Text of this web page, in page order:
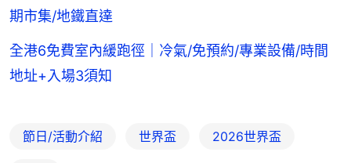
期市集/地鐵直達
全港6免費室內緩跑徑｜冷氣/免預約/專業設備/時間
地址+入場3須知
節日/活動介紹 世界盃 2026世界盃